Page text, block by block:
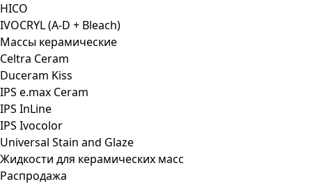
HICO
IVOCRYL (A-D + Bleach)
Массы керамические
Celtra Ceram
Duceram Kiss
IPS e.max Ceram
IPS InLine
IPS Ivocolor
Universal Stain and Glaze
Жидкости для керамических масс
Распродажа